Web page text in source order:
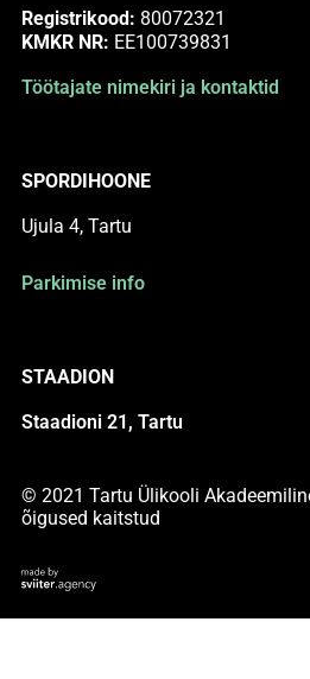
Registrikood: 80072321
KMKR NR: EE100739831
Töötajate nimekiri ja kontaktid
SPORDIHOONE
Ujula 4, Tartu
Parkimise info
STAADION
Staadioni 21, Tartu
© 2021 Tartu Ülikooli
õigused kaitstud